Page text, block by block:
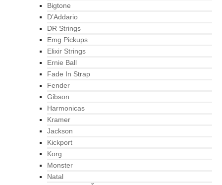
Bigtone
D’Addario
DR Strings
Emg Pickups
Elixir Strings
Ernie Ball
Fade In Strap
Fender
Gibson
Harmonicas
Kramer
Jackson
Kickport
Korg
Monster
Natal